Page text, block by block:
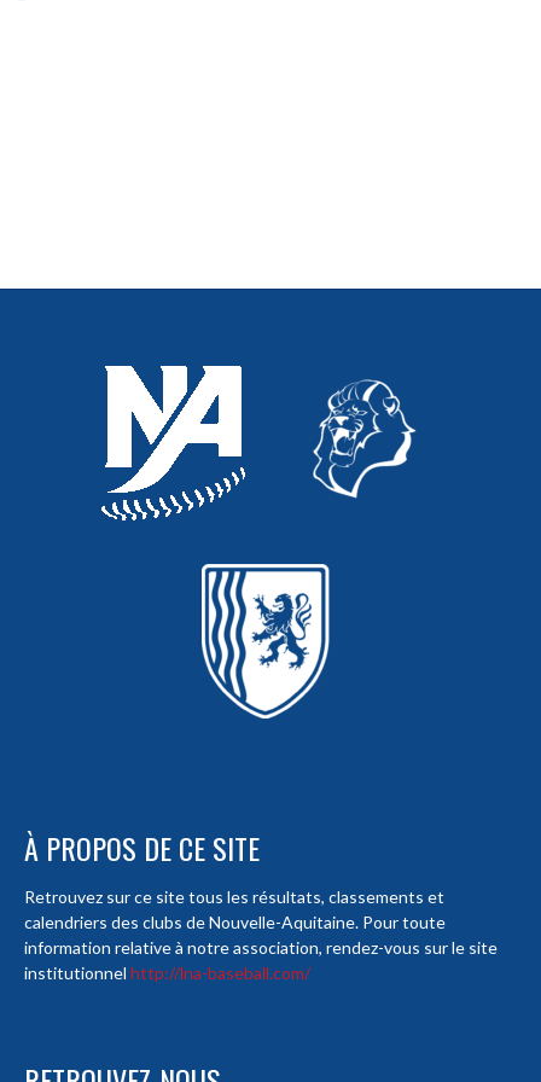
À PROPOS DE CE SITE
Retrouvez sur ce site tous les résultats, classements et
calendriers des clubs de Nouvelle-Aquitaine. Pour toute
information relative à notre association, rendez-vous sur le site
institutionnel http://lna-baseball.com/